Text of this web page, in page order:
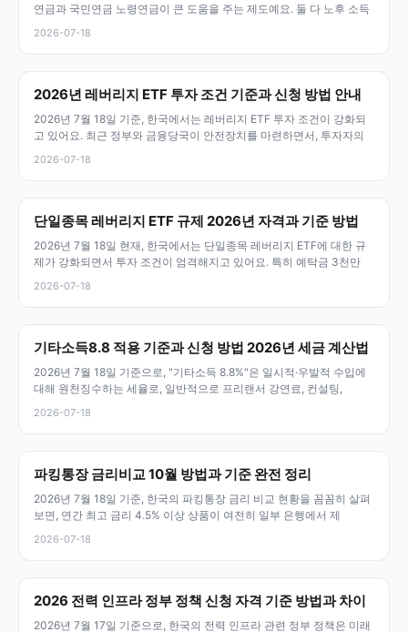
연금과 국민연금 노령연금이 큰 도움을 주는 제도예요. 둘 다 노후 소득
2026-07-18
2026년 레버리지 ETF 투자 조건 기준과 신청 방법 안내
2026년 7월 18일 기준, 한국에서는 레버리지 ETF 투자 조건이 강화되
고 있어요. 최근 정부와 금융당국이 안전장치를 마련하면서, 투자자의
2026-07-18
단일종목 레버리지 ETF 규제 2026년 자격과 기준 방법
2026년 7월 18일 현재, 한국에서는 단일종목 레버리지 ETF에 대한 규
제가 강화되면서 투자 조건이 엄격해지고 있어요. 특히 예탁금 3천만
2026-07-18
기타소득8.8 적용 기준과 신청 방법 2026년 세금 계산법
2026년 7월 18일 기준으로, "기타소득 8.8%"은 일시적·우발적 수입에
대해 원천징수하는 세율로, 일반적으로 프리랜서 강연료, 컨설팅,
2026-07-18
파킹통장 금리비교 10월 방법과 기준 완전 정리
2026년 7월 18일 기준, 한국의 파킹통장 금리 비교 현황을 꼼꼼히 살펴
보면, 연간 최고 금리 4.5% 이상 상품이 여전히 일부 은행에서 제
2026-07-18
2026 전력 인프라 정부 정책 신청 자격 기준 방법과 차이
2026년 7월 17일 기준으로, 한국의 전력 인프라 관련 정부 정책은 미래